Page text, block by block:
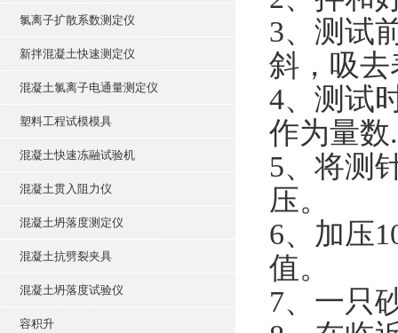
氯离子扩散系数测定仪
新拌混凝土快速测定仪
混凝土氯离子电通量测定仪
塑料工程试模模具
混凝土快速冻融试验机
混凝土贯入阻力仪
混凝土坍落度测定仪
混凝土抗劈裂夹具
混凝土坍落度试验仪
容积升
3、测试
斜，吸
4、测试
作为量数.
5、将测
压。
6、加压
值。
7、一只